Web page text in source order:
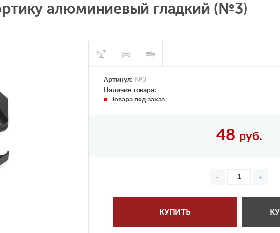
алюминиевый гладкий (№3)
Артикул: №3
Наличие товара:
Товара под заказ
48 руб.
КУПИТЬ